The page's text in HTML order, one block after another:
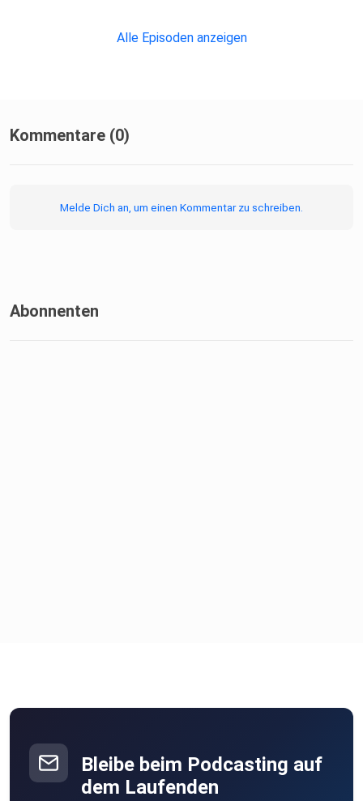
Alle Episoden anzeigen
Kommentare (0)
Melde Dich an, um einen Kommentar zu schreiben.
Abonnenten
Bleibe beim Podcasting auf
dem Laufenden